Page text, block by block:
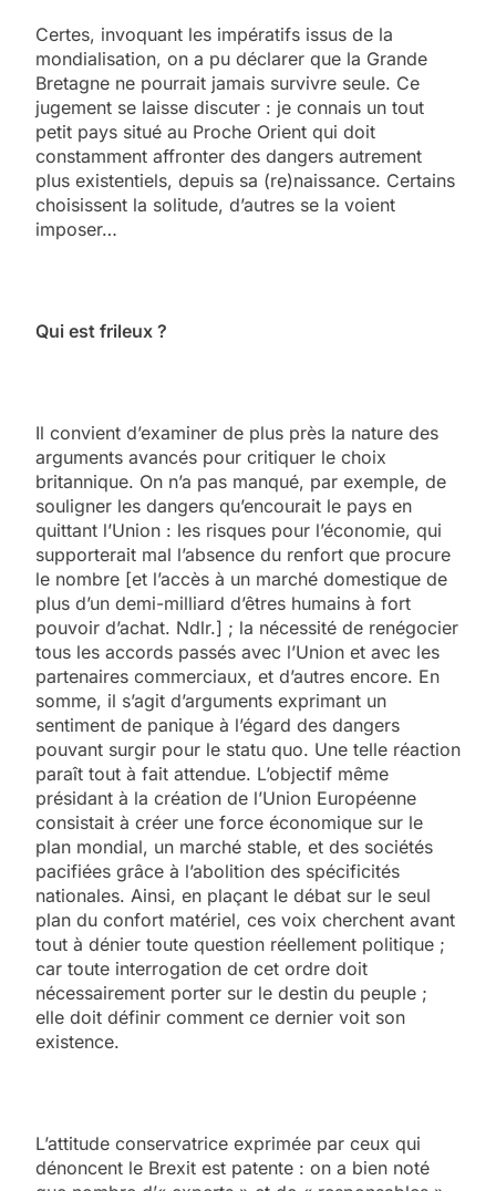
Certes, invoquant les impératifs issus de la
mondialisation, on a pu déclarer que la Grande
Bretagne ne pourrait jamais survivre seule. Ce
jugement se laisse discuter : je connais un tout
petit pays situé au Proche Orient qui doit
constamment affronter des dangers autrement
plus existentiels, depuis sa (re)naissance. Certains
choisissent la solitude, d’autres se la voient
imposer…
Qui est frileux ?
Il convient d’examiner de plus près la nature des
arguments avancés pour critiquer le choix
britannique. On n’a pas manqué, par exemple, de
souligner les dangers qu’encourait le pays en
quittant l’Union : les risques pour l’économie, qui
supporterait mal l’absence du renfort que procure
le nombre [et l’accès à un marché domestique de
plus d’un demi-milliard d’êtres humains à fort
pouvoir d’achat. Ndlr.] ; la nécessité de renégocier
tous les accords passés avec l’Union et avec les
partenaires commerciaux, et d’autres encore. En
somme, il s’agit d’arguments exprimant un
sentiment de panique à l’égard des dangers
pouvant surgir pour le statu quo. Une telle réaction
paraît tout à fait attendue. L’objectif même
présidant à la création de l’Union Européenne
consistait à créer une force économique sur le
plan mondial, un marché stable, et des sociétés
pacifiées grâce à l’abolition des spécificités
nationales. Ainsi, en plaçant le débat sur le seul
plan du confort matériel, ces voix cherchent avant
tout à dénier toute question réellement politique ;
car toute interrogation de cet ordre doit
nécessairement porter sur le destin du peuple ;
elle doit définir comment ce dernier voit son
existence.
L’attitude conservatrice exprimée par ceux qui
dénoncent le Brexit est patente : on a bien noté